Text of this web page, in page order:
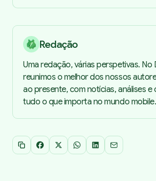
Redação
Uma redação, várias perspetivas. No
reunimos o melhor dos nossos
ao presente, com notícias, análises e
tudo o que importa no mundo mobile.
Copiar link
Facebook
X WhatsApp
LinkedInEmail